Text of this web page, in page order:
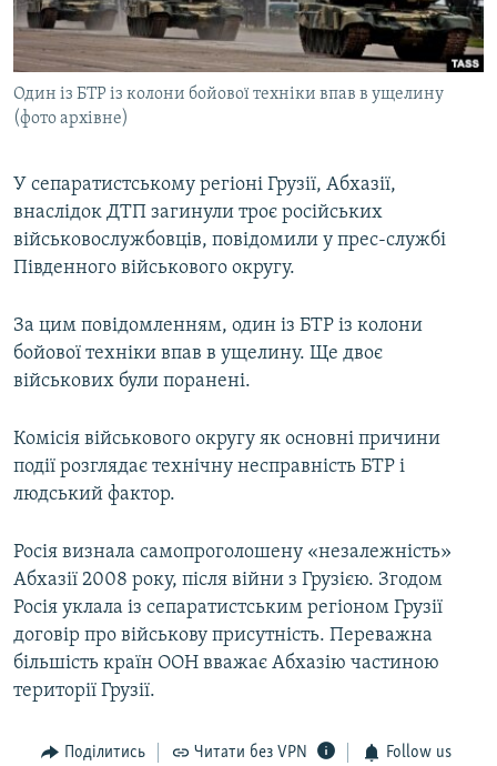
ВІДЕОУРОКИ «ELIFBE»
СВІДЧЕННЯ ОКУПАЦІЇ
УКРАЇНСЬКА ПРОБЛЕМА КРИМУ
Русский
Qırımtatar
Усі сайти RFE/RL
Один із БТР із колони бойової техніки впав в ущелину
(фото архівне)
У сепаратистському регіоні Грузії, Абхазії,
внаслідок ДТП загинули троє російських
військовослужбовців, повідомили у прес-службі
Південного військового округу.
За цим повідомленням, один із БТР із колони
бойової техніки впав в ущелину. Ще двоє
військових були поранені.
Комісія військового округу як основні причини
події розглядає технічну несправність БТР і
людський фактор.
Росія визнала самопроголошену «незалежність»
Абхазії 2008 року, після війни з Грузією. Згодом
Росія уклала із сепаратистським регіоном Грузії
договір про військову присутність. Переважна
більшість країн ООН вважає Абхазію частиною
території Грузії.
Поділитись Читати без VPN Follow us